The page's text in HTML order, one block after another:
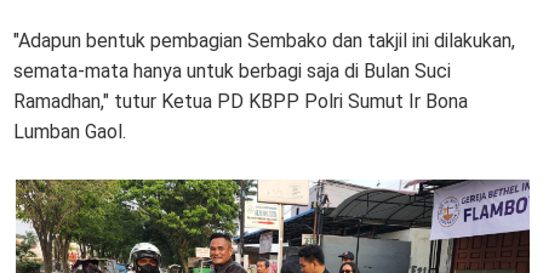
"Adapun bentuk pembagian Sembako dan takjil ini dilakukan,
semata-mata hanya untuk berbagi saja di Bulan Suci
Ramadhan," tutur Ketua PD KBPP Polri Sumut Ir Bona
Lumban Gaol.